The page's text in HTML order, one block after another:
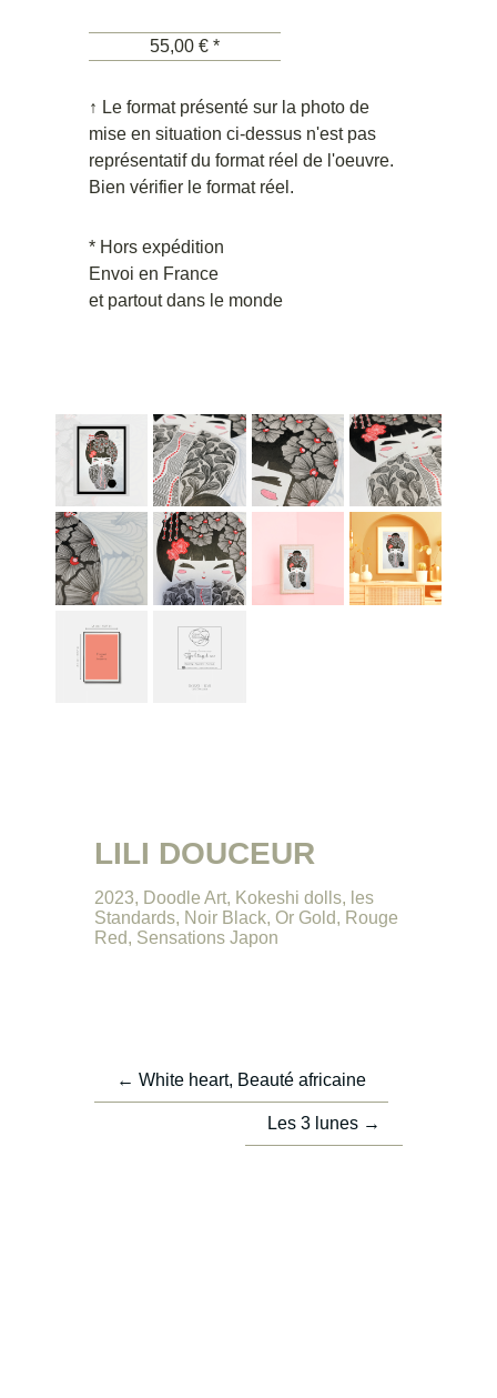
55,00 € *
↑ Le format présenté sur la photo de
mise en situation ci-dessus n'est pas
représentatif du format réel de l'oeuvre.
Bien vérifier le format réel.
* Hors expédition
Envoi en France
et partout dans le monde
LILI DOUCEUR
2023, Doodle Art, Kokeshi dolls, les
Standards, Noir Black, Or Gold, Rouge
Red, Sensations Japon
← White heart, Beauté africaine
Les 3 lunes →